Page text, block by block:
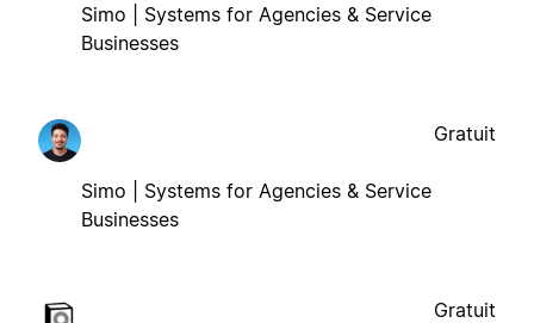
Simo | Systems for Agencies & Service
Businesses
Simo | Systems for Agencies & Service
Businesses
Gratuit
Gratuit